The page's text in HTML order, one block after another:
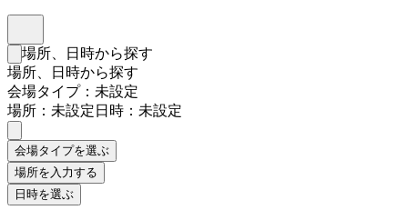
検索フォームを閉じる
場所、日時から探す
場所、日時から探す
会場タイプ：未設定
場所：未設定日時：未設定
会場タイプを選ぶ
場所を入力する
日時を選ぶ